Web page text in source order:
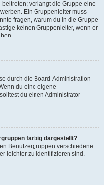
verlangt die Gruppe eine
Ein Gruppenleiter muss
fragen, warum du in die Gruppe
keinen Gruppenleiter, wenn er
durch die Board-Administration
du eine eigene
du einen Administrator
farbig dargestellt?
Benutzergruppen verschiedene
leichter zu identifizieren sind.